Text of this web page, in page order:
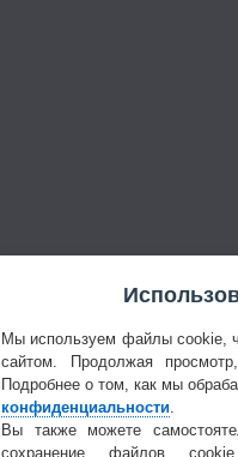
Мы используем файлы cookie,
сайтом. Продолжая
Подробнее о том, как мы
конфиденциальности
Вы также можете
сохранение файлов